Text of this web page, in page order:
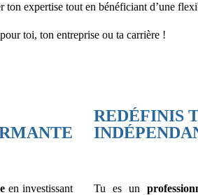
ton expertise tout en bénéficiant d’une
toi, ton entreprise ou ta carrière !
en investissant
REDÉFINIS
Tu es un